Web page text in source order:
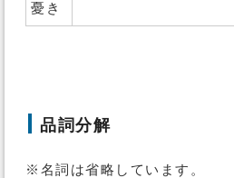
憂き
品詞分解
※名詞は省略しています。